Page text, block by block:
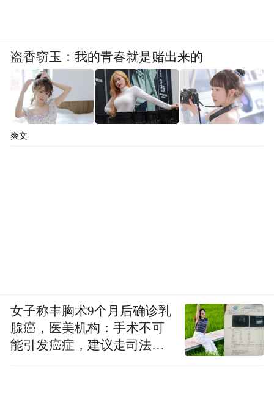
地”为主阵地，组织开展田园劳动实践，重视
自然乡土意识的培养，引导孩子们树立正确
的劳动价值观，在劳动中享受生活的美好。
植树节
盗香窃玉：我的青春就是赌出来的
爽文
女子称丰胸术9个月后确诊乳
腺癌，医美机构：手术不可
能引发癌症，建议走司法途